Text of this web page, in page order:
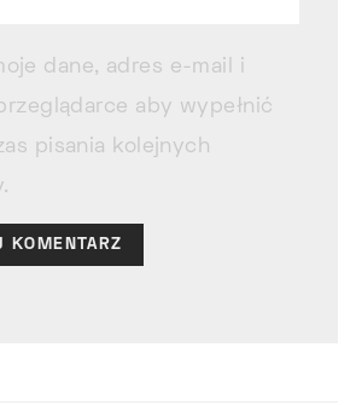
dane, adres e-mail i
aby wypełnić
pisania kolejnych